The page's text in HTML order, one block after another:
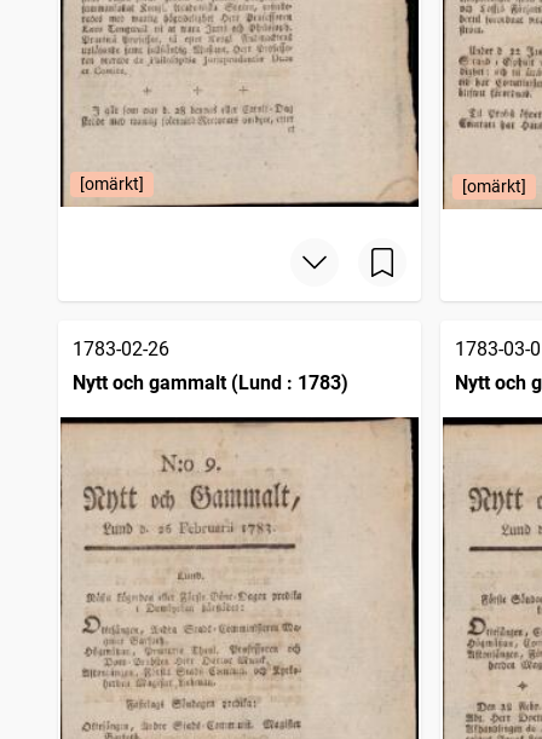
[omärkt] [omärkt]
1783-02-26
Nytt och gammalt (Lund : 1783)
1783-03-
Nytt och